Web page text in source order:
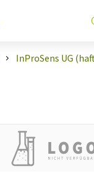
InProSens UG